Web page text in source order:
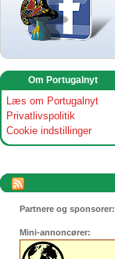
Om Portugalnyt
Læs om Portugalnyt
Privatlivspolitik
Cookie indstillinger
Partnere og sponsorer:
Mini-annoncører: